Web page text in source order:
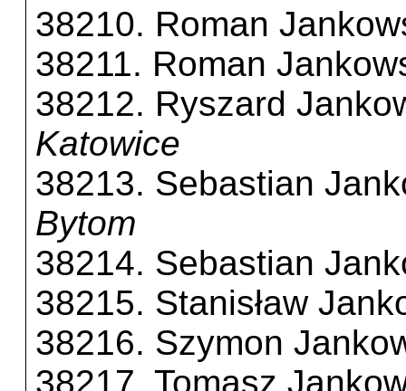
38210. Roman
38211. Roman
38212. Ryszard
Katowice
38213. Sebastian
Bytom
38214. Sebastian
38215. Stanisław
38216. Szymon
38217. Tomasz